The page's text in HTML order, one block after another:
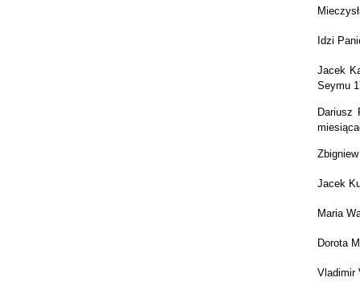
Idzi
Jacek
Seymu
Dariusz
Jacek
Maria
Dorota
Vladimir